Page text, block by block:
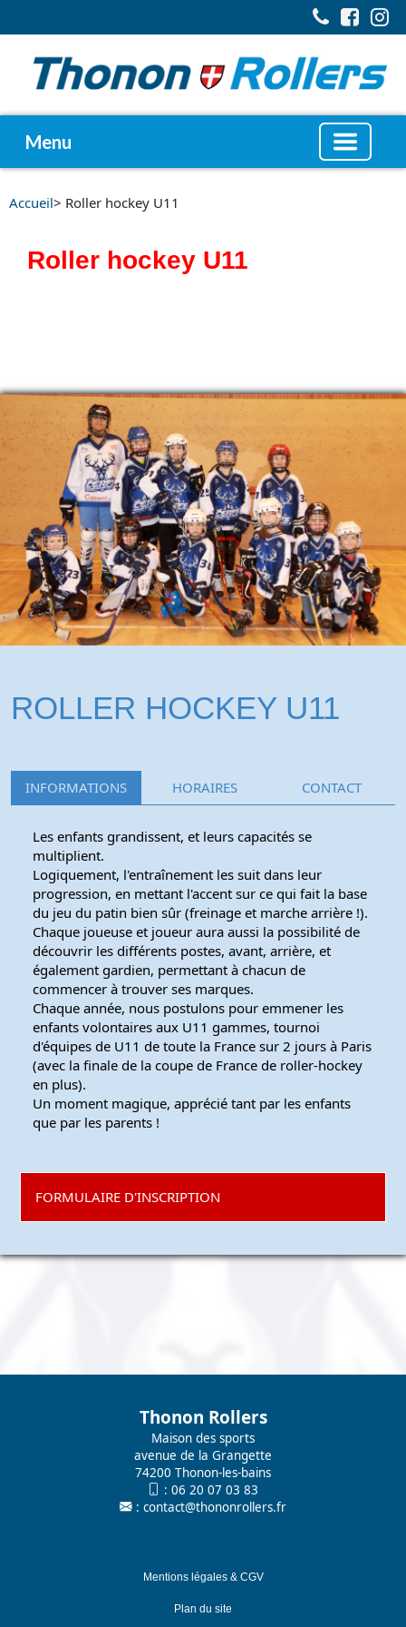
Menu
Accueil> Roller hockey U11
Roller hockey U11
ROLLER HOCKEY U11
INFORMATIONS HORAIRES CONTACT
Les enfants grandissent, et leurs capacités se
multiplient.
Logiquement, l'entraînement les suit dans leur
progression, en mettant l'accent sur ce qui fait la base
du jeu du patin bien sûr (freinage et marche arrière !).
Chaque joueuse et joueur aura aussi la possibilité de
découvrir les différents postes, avant, arrière, et
également gardien, permettant à chacun de
commencer à trouver ses marques.
Chaque année, nous postulons pour emmener les
enfants volontaires aux U11 gammes, tournoi
d'équipes de U11 de toute la France sur 2 jours à Paris
(avec la finale de la coupe de France de roller-hockey
en plus).
Un moment magique, apprécié tant par les enfants
que par les parents !
FORMULAIRE D'INSCRIPTION
Thonon Rollers
Maison des sports
avenue de la Grangette
74200 Thonon-les-bains
: 06 20 07 03 83
: contact@thononrollers.fr
Mentions légales & CGV
Plan du site